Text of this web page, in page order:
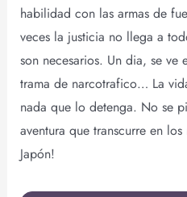
habilidad con las armas de
veces la justicia no llega a
son necesarios. Un dia, se ve
trama de narcotrafico… La
nada que lo detenga. No se
aventura que transcurre en
Japón!